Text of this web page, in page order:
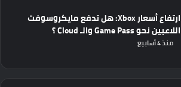
ارتفاع أسعار Xbox: هل تدفع مايكروسوفت
اللاعبين نحو Game Pass والـ Cloud ؟
منذ 4 أسابيع